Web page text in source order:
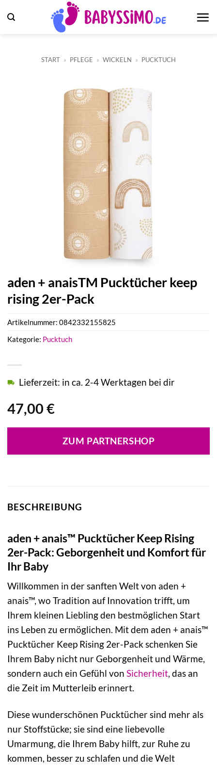
Inhalt
START » PFLEGE » WICKELN » PUCKTUCH
aden + anaisTM Pucktücher keep
rising 2er-Pack
47,00 €
Lieferzeit: in ca. 2-4 Werktagen bei dir
ZUM PARTNERSHOP
Artikelnummer: 0842332155825
Kategorie: Pucktuch
BESCHREIBUNG
aden + anais™ Pucktücher Keep Rising
2er-Pack: Geborgenheit und Komfort für
Ihr Baby
Willkommen in der sanften Welt von aden +
anais™, wo Tradition auf Innovation trifft, um
Ihrem kleinen Liebling den bestmöglichen Start
ins Leben zu ermöglichen. Mit dem aden + anais™
Pucktücher Keep Rising 2er-Pack schenken Sie
Ihrem Baby nicht nur Geborgenheit und Wärme,
sondern auch ein Gefühl von Sicherheit, das an
die Zeit im Mutterleib erinnert.
Diese wunderschönen Pucktücher sind mehr als
nur Stoffstücke; sie sind eine liebevolle
Umarmung, die Ihrem Baby hilft, zur Ruhe zu
kommen, besser zu schlafen und die Welt